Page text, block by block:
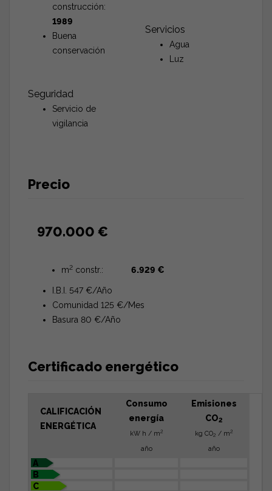
construcción:
1989
Buena
conservación
Servicios
Agua
Luz
Seguridad
Servicio de
vigilancia
Precio
970.000 €
m2 constr.: 6.929 €
I.B.I. 547 €/Año
Comunidad 125 €/Mes
Basura 80 €/Año
Certificado energético
CALIFICACIÓN
ENERGÉTICA
Consumo
energía
kW h / m2
año
Emisiones
CO2
kg CO2 / m2
año
A
B
C